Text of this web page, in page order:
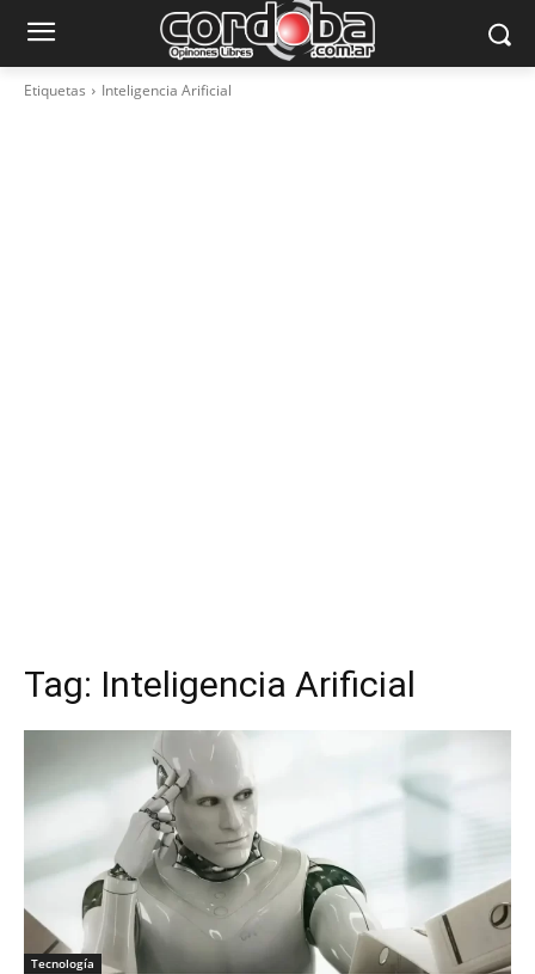
Etiquetas Inteligencia Arificial
Tag: Inteligencia Arificial
Tecnología